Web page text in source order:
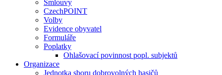
Smlouvy
CzechPOINT
Volby
Evidence obyvatel
Formuláře
Poplatky
Ohlašovací povinnost popl. subjektů
Organizace
Jednotka sboru dobrovolných hasičů